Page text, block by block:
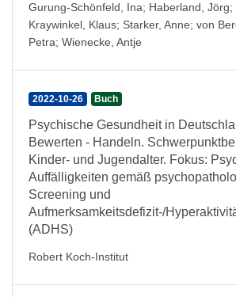
Gurung-Schönfeld, Ina; Haberland, Jörg;
Kraywinkel, Klaus; Starker, Anne; von
Petra; Wienecke, Antje
2022-10-26 Buch
Psychische Gesundheit in
Bewerten - Handeln.
Kinder- und Jugendalter. Fokus:
Auffälligkeiten gemäß
Screening und
Aufmerksamkeitsdefizit-/
(ADHS)
Robert Koch-Institut